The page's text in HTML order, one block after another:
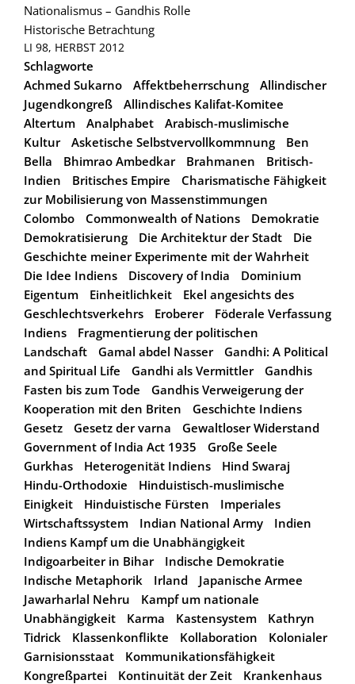
Nationalismus – Gandhis Rolle
Historische Betrachtung
LI 98, HERBST 2012
Schlagworte
Achmed Sukarno
Affektbeherrschung
Allindischer
Jugendkongreß
Allindisches Kalifat-Komitee
Altertum
Analphabet
Arabisch-muslimische
Kultur
Asketische Selbstvervollkommnung
Ben
Bella
Bhimrao Ambedkar Brahmanen
Britisch-
Indien
Britisches Empire
Charismatische Fähigkeit
zur Mobilisierung von Massenstimmungen
Colombo
Commonwealth of Nations
Demokratie
Demokratisierung
Die Architektur der Stadt
Die
Geschichte meiner Experimente mit der Wahrheit
Die Idee Indiens
Discovery of India
Dominium
Eigentum
Einheitlichkeit
Ekel angesichts des
Geschlechtsverkehrs
Eroberer
Föderale Verfassung
Indiens
Fragmentierung der politischen
Landschaft
Gamal abdel Nasser
Gandhi: A Political
and Spiritual Life
Gandhi als Vermittler
Gandhis
Fasten bis zum Tode
Gandhis Verweigerung der
Kooperation mit den Briten
Geschichte Indiens
Gesetz
Gesetz der varna
Gewaltloser Widerstand
Government of India Act 1935
Große Seele
Gurkhas
Heterogenität Indiens
Hind Swaraj
Hindu-Orthodoxie
Hinduistisch-muslimische
Einigkeit
Hinduistische Fürsten
Imperiales
Wirtschaftssystem
Indian National Army
Indien
Indiens Kampf um die Unabhängigkeit
Indigoarbeiter in Bihar
Indische Demokratie
Indische Metaphorik
Irland
Japanische Armee
Jawarharlal Nehru
Kampf um nationale
Unabhängigkeit
Karma Kastensystem
Kathryn
Tidrick
Klassenkonflikte Kollaboration
Kolonialer
Garnisionsstaat
Kommunikationsfähigkeit
Kongreßpartei
Kontinuität der Zeit
Krankenhaus